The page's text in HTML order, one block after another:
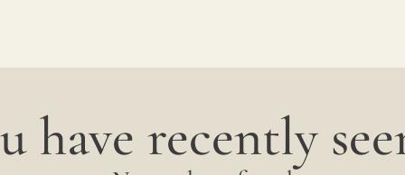
have recently